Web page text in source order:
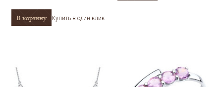
В корзину Купить в один клик